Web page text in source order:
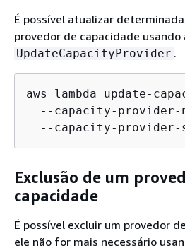
É possível atualizar
provedor de capacidade usando
UpdateCapacityProvider .
aws lambda update-
--capacity-
--capacity-
Exclusão de um
capacidade
É possível excluir um provedor
ele não for mais necessário